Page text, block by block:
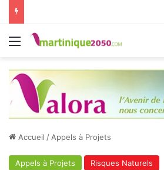
Menu
Accueil /Appels à Projets
Appels à Projets Risques Naturels